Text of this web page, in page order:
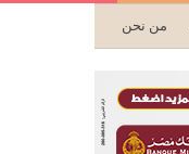
من نحن